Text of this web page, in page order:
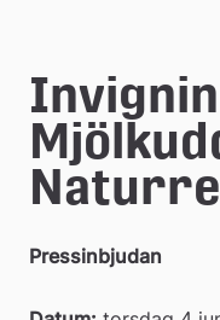
å
k
o
m
m
Pressinbjudan